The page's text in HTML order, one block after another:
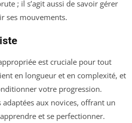
; il s’agit aussi de savoir gérer
ses mouvements.
est cruciale pour tout
en longueur et en complexité, et
votre progression.
adaptées aux novices, offrant un
et se perfectionner.